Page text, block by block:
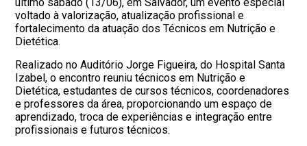
último sábado (13/06), em Salvador, um evento especial
voltado à valorização, atualização profissional e
fortalecimento da atuação dos Técnicos em Nutrição e
Dietética.
Realizado no Auditório Jorge Figueira, do Hospital Santa
Izabel, o encontro reuniu técnicos em Nutrição e
Dietética, estudantes de cursos técnicos, coordenadores
e professores da área, proporcionando um espaço de
aprendizado, troca de experiências e integração entre
profissionais e futuros técnicos.